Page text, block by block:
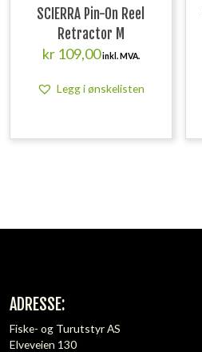
SCIERRA Pin-On Reel
Retractor M
kr109,00inkl. MVA.
Legg i ønskelisten
ADRESSE:
Fiske- og Turutstyr AS
Elveveien 130